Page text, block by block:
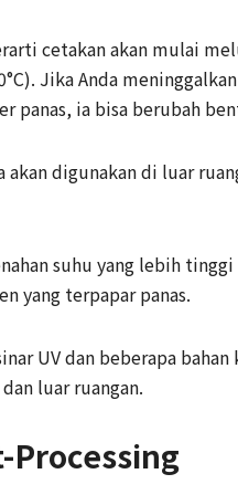
cetakan akan mulai
Jika Anda
panas, ia bisa berubah
digunakan di luar
suhu yang lebih
yang terpapar panas.
UV dan beberapa
luar ruangan.
Processing